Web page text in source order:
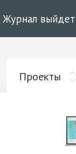
Журнал выйдет
Проекты